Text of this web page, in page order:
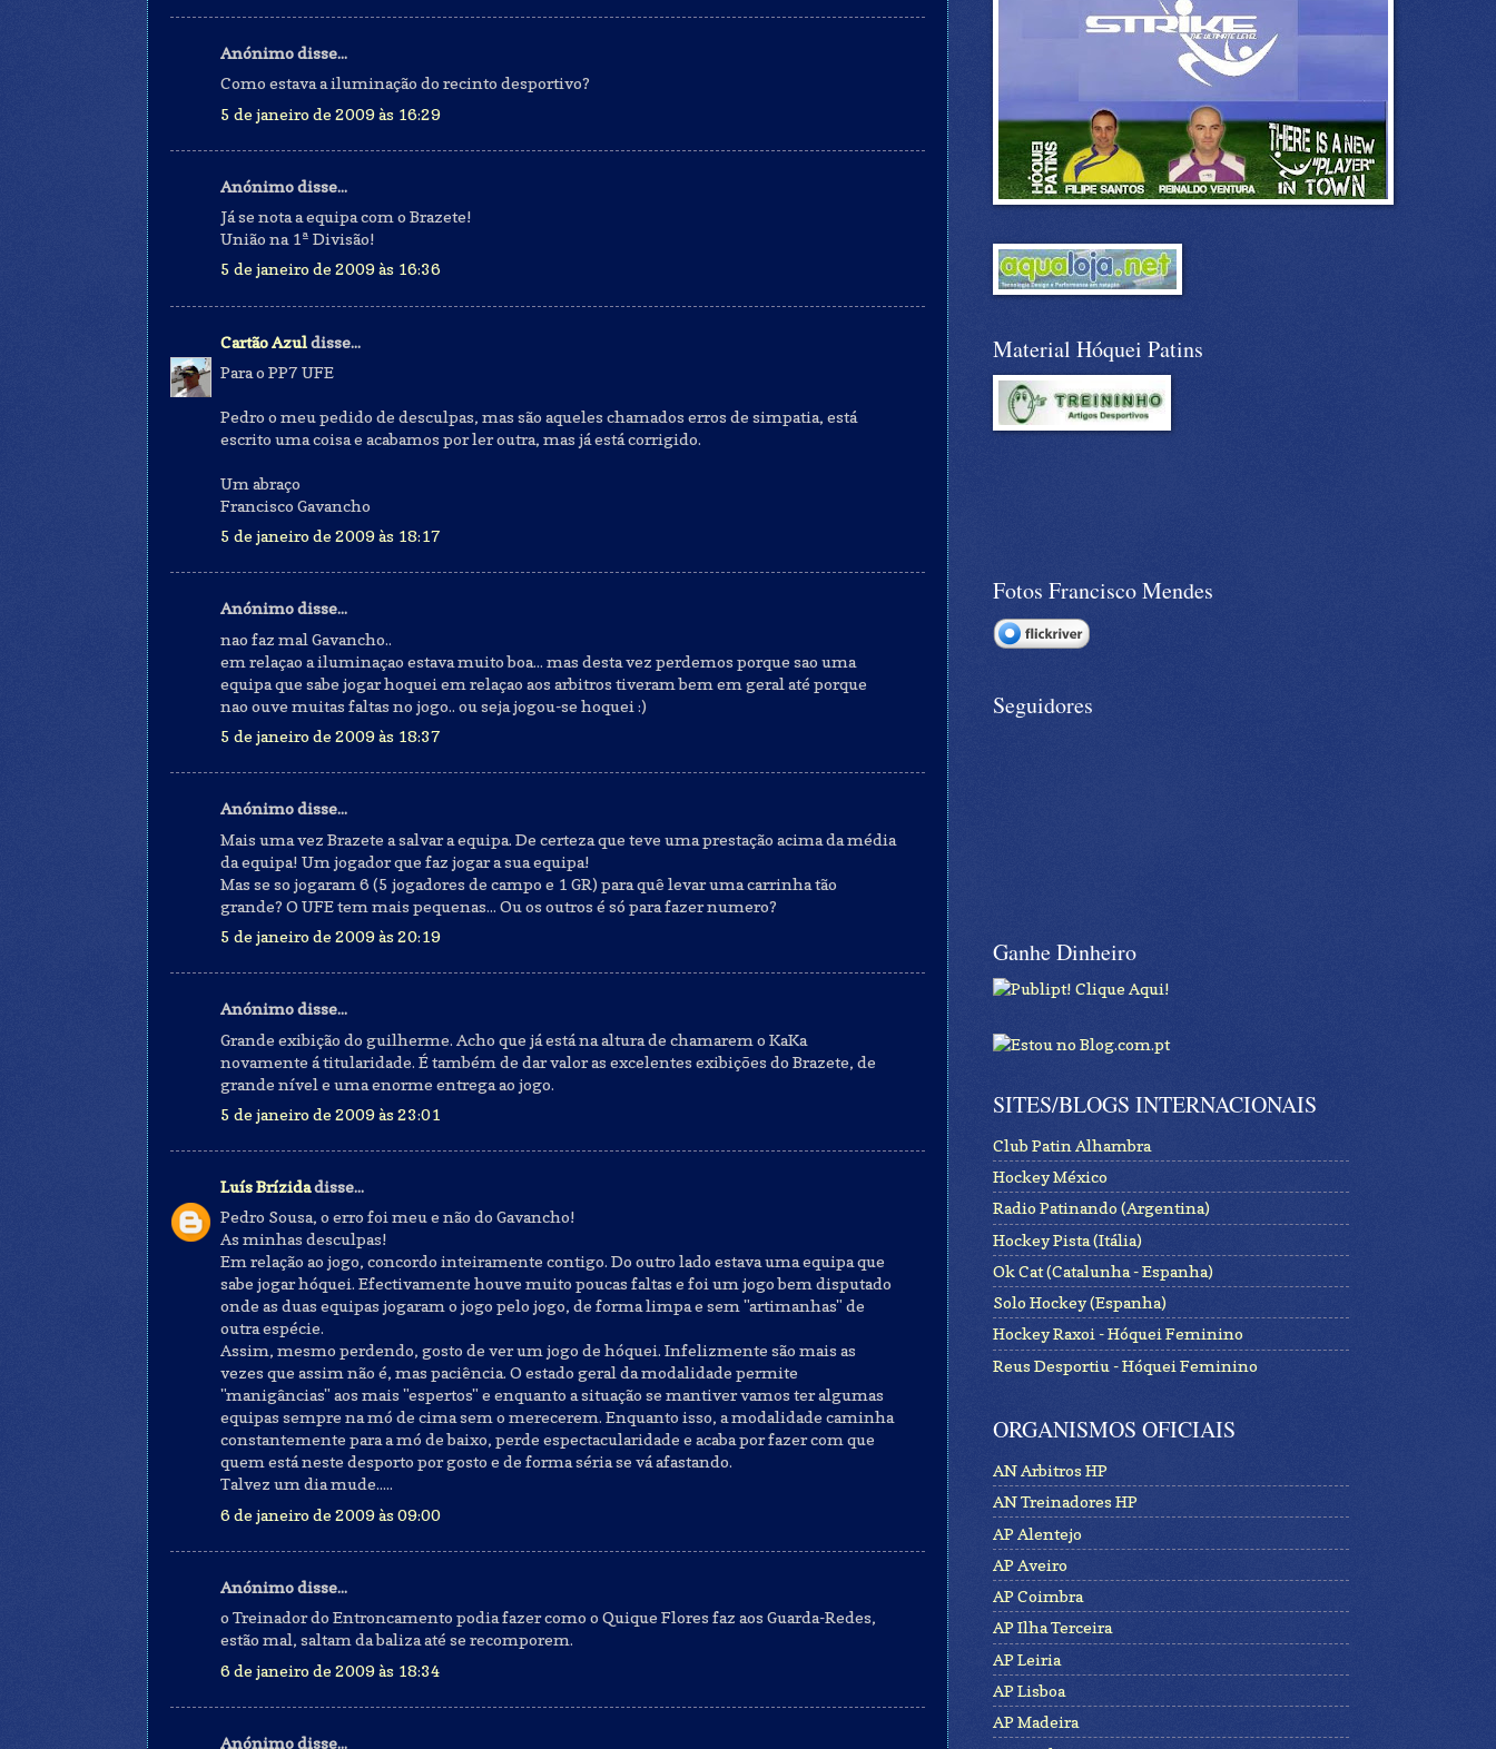
Anónimo disse...
Como estava a iluminação do recinto desportivo?
5 de janeiro de 2009 às 16:29
Anónimo disse...
Já se nota a equipa com o Brazete!
União na 1ª Divisão!
5 de janeiro de 2009 às 16:36
Cartão Azuldisse...
Para o PP7 UFE
Pedro o meu pedido de desculpas, mas são aqueles chamados erros de simpatia, está
escrito uma coisa e acabamos por ler outra, mas já está corrigido.
Um abraço
Francisco Gavancho
5 de janeiro de 2009 às 18:17
Anónimo disse...
nao faz mal Gavancho..
em relaçao a iluminaçao estava muito boa... mas desta vez perdemos porque sao uma
equipa que sabe jogar hoquei em relaçao aos arbitros tiveram bem em geral até porque
nao ouve muitas faltas no jogo.. ou seja jogou-se hoquei :)
5 de janeiro de 2009 às 18:37
Anónimo disse...
Mais uma vez Brazete a salvar a equipa. De certeza que teve uma prestação acima da média
da equipa! Um jogador que faz jogar a sua equipa!
Mas se so jogaram 6 (5 jogadores de campo e 1 GR) para quê levar uma carrinha tão
grande? O UFE tem mais pequenas... Ou os outros é só para fazer numero?
5 de janeiro de 2009 às 20:19
Anónimo disse...
Grande exibição do guilherme. Acho que já está na altura de chamarem o KaKa
novamente á titularidade. É também de dar valor as excelentes exibições do Brazete, de
grande nível e uma enorme entrega ao jogo.
5 de janeiro de 2009 às 23:01
Luís Brízidadisse...
Pedro Sousa, o erro foi meu e não do Gavancho!
As minhas desculpas!
Em relação ao jogo, concordo inteiramente contigo. Do outro lado estava uma equipa que
sabe jogar hóquei. Efectivamente houve muito poucas faltas e foi um jogo bem disputado
onde as duas equipas jogaram o jogo pelo jogo, de forma limpa e sem "artimanhas" de
outra espécie.
Assim, mesmo perdendo, gosto de ver um jogo de hóquei. Infelizmente são mais as
vezes que assim não é, mas paciência. O estado geral da modalidade permite
"manigâncias" aos mais "espertos" e enquanto a situação se mantiver vamos ter algumas
equipas sempre na mó de cima sem o merecerem. Enquanto isso, a modalidade caminha
constantemente para a mó de baixo, perde espectacularidade e acaba por fazer com que
quem está neste desporto por gosto e de forma séria se vá afastando.
Talvez um dia mude.....
6 de janeiro de 2009 às 09:00
Anónimo disse...
o Treinador do Entroncamento podia fazer como o Quique Flores faz aos Guarda-Redes,
estão mal, saltam da baliza até se recomporem.
6 de janeiro de 2009 às 18:34
Anónimo disse...
Material Hóquei Patins
Fotos Francisco Mendes
Seguidores
Ganhe Dinheiro
SITES/BLOGS INTERNACIONAIS
Club Patin Alhambra
Hockey México
Radio Patinando (Argentina)
Hockey Pista (Itália)
Ok Cat (Catalunha - Espanha)
Solo Hockey (Espanha)
Hockey Raxoi - Hóquei Feminino
Reus Desportiu - Hóquei Feminino
ORGANISMOS OFICIAIS
AN Arbitros HP
AN Treinadores HP
AP Alentejo
AP Aveiro
AP Coimbra
AP Ilha Terceira
AP Leiria
AP Lisboa
AP Madeira